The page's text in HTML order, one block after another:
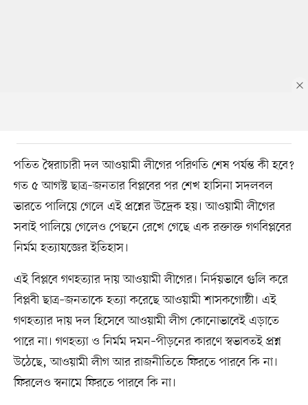
পতিত স্বৈরাচারী দল আওয়ামী লীগের পরিণতি শেষ পর্যন্ত কী হবে?
গত ৫ আগস্ট ছাত্র–জনতার বিপ্লবের পর শেখ হাসিনা সদলবল
ভারতে পালিয়ে গেলে এই প্রশ্নের উদ্রেক হয়। আওয়ামী লীগের
সবাই পালিয়ে গেলেও পেছনে রেখে গেছে এক রক্তাক্ত গণবিপ্লবের
নির্মম হত্যাযজ্ঞের ইতিহাস।
এই বিপ্লবে গণহত্যার দায় আওয়ামী লীগের। নির্দয়ভাবে গুলি করে
বিপ্লবী ছাত্র–জনতাকে হত্যা করেছে আওয়ামী শাসকগোষ্ঠী। এই
গণহত্যার দায় দল হিসেবে আওয়ামী লীগ কোনোভাবেই এড়াতে
পারে না। গণহত্যা ও নির্মম দমন–পীড়নের কারণে স্বভাবতই প্রশ্ন
উঠেছে, আওয়ামী লীগ আর রাজনীতিতে ফিরতে পারবে কি না।
ফিরলেও স্বনামে ফিরতে পারবে কি না।